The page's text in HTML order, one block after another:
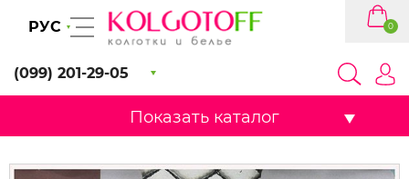
РУС
(099) 201-29-05
0
Показать каталог